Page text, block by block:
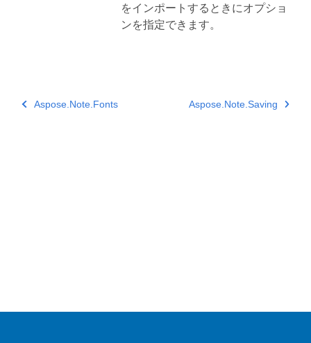
をインポートするときにオプショ
ンを指定できます。
Aspose.Note.Fonts Aspose.Note.Saving